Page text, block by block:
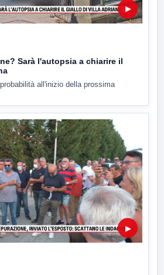
▶
Sarà l'autopsia a chiarire il
all'inizio della prossima
▶